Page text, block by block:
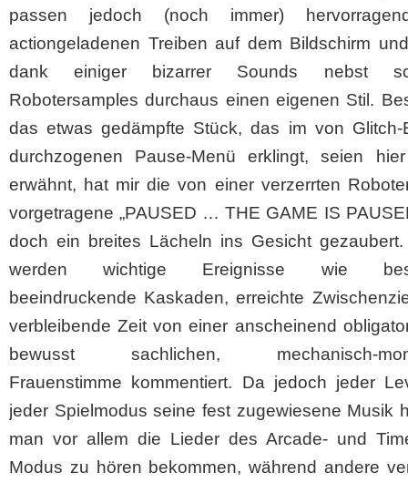
passen jedoch (noch immer)
actiongeladenen Treiben auf dem Bildschirm
dank einiger bizarrer Sounds nebst
Robotersamples durchaus einen eigenen Stil.
das etwas gedämpfte Stück, das im von Glitch-
durchzogenen Pause-Menü erklingt, seien
erwähnt, hat mir die von einer verzerrten
vorgetragene „PAUSED … THE GAME IS
doch ein breites Lächeln ins Gesicht gezaubert.
werden wichtige Ereignisse wie
beeindruckende Kaskaden, erreichte
verbleibende Zeit von einer anscheinend
bewusst sachlichen, mechanisch-
Frauenstimme kommentiert. Da jedoch jeder
jeder Spielmodus seine fest zugewiesene Musik
man vor allem die Lieder des Arcade- und
Modus zu hören bekommen, während andere